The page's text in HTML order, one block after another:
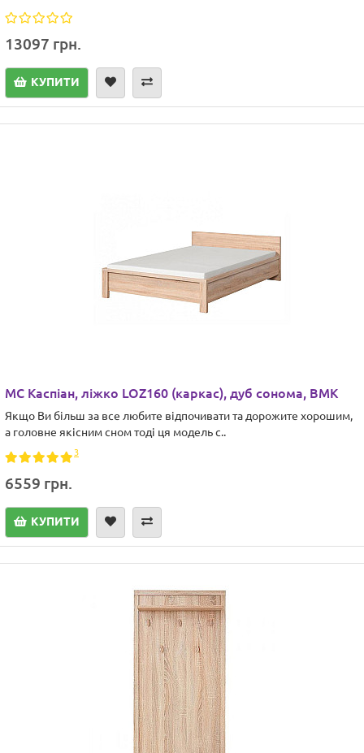
13097 грн.
КУПИТИ
МС Каспіан, ліжко LOZ160 (каркас), дуб сонома, ВМК
Якщо Ви більш за все любите відпочивати та дорожите хорошим,
а головне якісним сном тоді ця модель с..
3
6559 грн.
КУПИТИ